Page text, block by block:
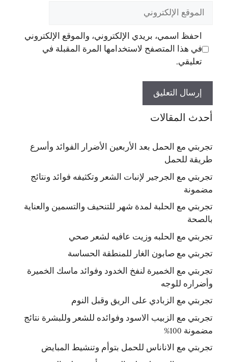
الموقع
الإلكتروني
احفظ اسمي، بريدي الإلكتروني، والموقع الإلكتروني
في هذا المتصفح لاستخدامها المرة المقبلة في
تعليقي.
أحدث المقالات
تجربتي مع الحمل بعد الأربعين الأضرار الفوائد وأسرع
طريقة للحمل
تجربتي مع الجرجير لإنبات الشعر وتكثيفه فوائد ونتائج
مضمونة
تجربتي مع الحلبة لمدة شهر للتنحيف والتسمين والعناية
بالصحة
تجربتي مع الحلبه وزيت عافيه لشعر صحي
تجربتي مع صابون الغار للمنطقة الحساسة
تجربتي مع الخميرة لنفخ الخدود وفوائد ماسك الخميرة
وأضراره للوجه
تجربتي مع الزبادي على الريق وقبل النوم
تجربتي مع الزبيب الاسود وفوائده للشعر وللبشرة نتائج
مضمونة 100%
تجربتي مع الاناناس للحمل بتوأم وتنشيط المبايض